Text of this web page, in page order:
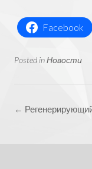
Facebook
Posted inНовости
Post
←